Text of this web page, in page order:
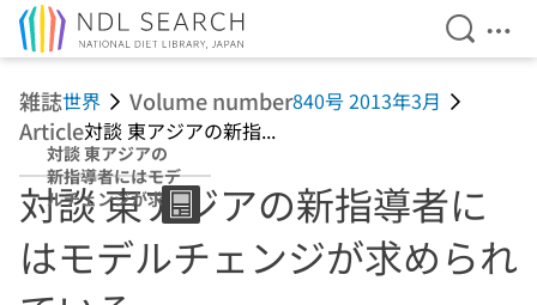
Open
雑誌世界 Volume number840号 2013年3月
Article対談 東アジアの新指...
対談 東アジアの
新指導者にはモデ
ルチェンジが求め
られている
対談 東アジアの新指導者に
はモデルチェンジが求められ